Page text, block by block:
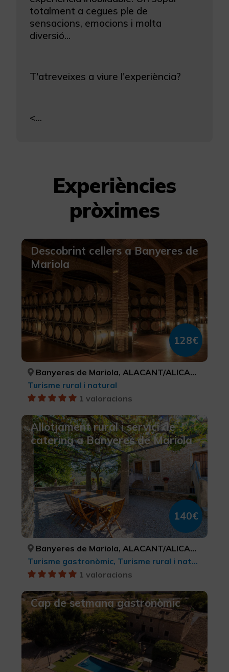
totalment a cegues ple de
sensacions, emocions i molta
diversió...
T'atreveixes a viure l'experiència?
<...
Experiències
pròximes
Descobrint cellers a Banyeres de
Mariola
128€
Banyeres de Mariola, ALACANT/ALICANTE
Turisme rural i natural
1 valoracions
Allotjament rural i servici de
catering a Banyeres de Mariola
140€
Banyeres de Mariola, ALACANT/ALICANTE
Turisme gastronòmic, Turisme rural i natural
1 valoracions
Cap de setmana gastronòmic